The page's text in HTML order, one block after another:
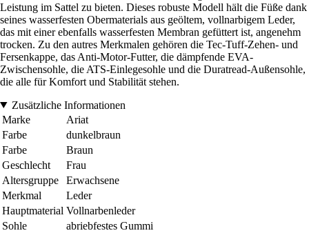
Leistung im Sattel zu bieten. Dieses robuste Modell hält die Füße dank
seines wasserfesten Obermaterials aus geöltem, vollnarbigem Leder,
das mit einer ebenfalls wasserfesten Membran gefüttert ist, angenehm
trocken. Zu den autres Merkmalen gehören die Tec-Tuff-Zehen- und
Fersenkappe, das Anti-Motor-Futter, die dämpfende EVA-
Zwischensohle, die ATS-Einlegesohle und die Duratread-Außensohle,
die alle für Komfort und Stabilität stehen.
Zusätzliche Informationen
Marke
Ariat
Farbe
dunkelbraun
Farbe
Braun
Geschlecht
Frau
Altersgruppe
Erwachsene
Merkmal
Leder
Hauptmaterial Vollnarbenleder
Sohle
abriebfestes Gummi